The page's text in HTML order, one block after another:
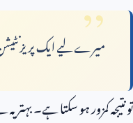
میرے لیے ایک
تو نتیجہ کمزور ہو سکتا ہے۔ بہتر